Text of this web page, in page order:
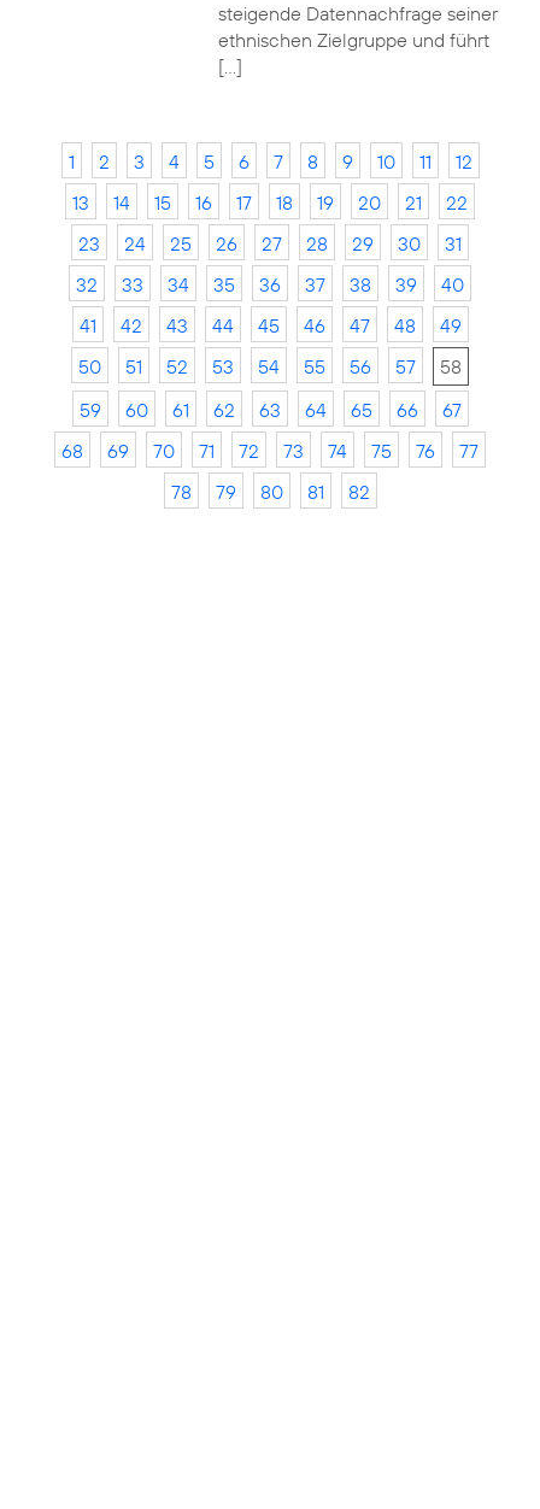
steigende Datennachfrage seiner
ethnischen Zielgruppe und führt
[…]
1 2 3 4 5 6 7 8 9 10 11
12
13
14 15 16 17 18 19 20 21
22
23
24 25 26 27 28 29 30
31
32
33 34 35 36 37 38 39
40
41
42 43 44 45 46 47 48
49
50
51 52 53 54 55 56 57
58
59
60 61 62 63 64 65 66
67
68
69 70 71 72 73 74 75 76
77
78
79 80 81 82